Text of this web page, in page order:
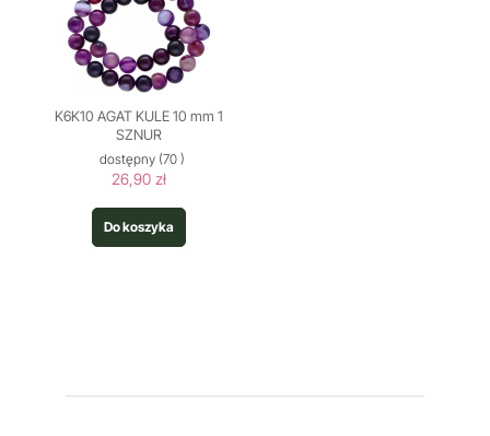
K6K10 AGAT KULE 10 mm 1
SZNUR
dostępny(70 )
26,90 zł
Do koszyka